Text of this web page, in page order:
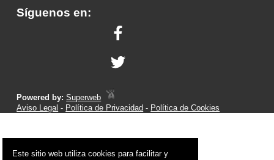
Síguenos en:
Powered by:Superweb
Aviso Legal - Política de Privacidad - Política de Cookies
Este sitio web utiliza cookies para facilitar y